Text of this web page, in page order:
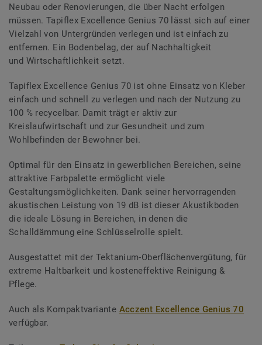
Neubau oder Renovierungen, die über Nacht erfolgen
müssen. Tapiflex Excellence Genius 70 lässt sich auf einer
Vielzahl von Untergründen verlegen und ist einfach zu
entfernen. Ein Bodenbelag, der auf Nachhaltigkeit
und Wirtschaftlichkeit setzt.
Tapiflex Excellence Genius 70 ist ohne Einsatz von Kleber
einfach und schnell zu verlegen und nach der Nutzung zu
100 % recycelbar. Damit trägt er aktiv zur
Kreislaufwirtschaft und zur Gesundheit und zum
Wohlbefinden der Bewohner bei.
Optimal für den Einsatz in gewerblichen Bereichen, seine
attraktive Farbpalette ermöglicht viele
Gestaltungsmöglichkeiten. Dank seiner hervorragenden
akustischen Leistung von 19 dB ist dieser Akustikboden
die ideale Lösung in Bereichen, in denen die
Schalldämmung eine Schlüsselrolle spielt.
Ausgestattet mit der Tektanium-Oberflächenvergütung, für
extreme Haltbarkeit und kosteneffektive Reinigung &
Pflege.
Auch als Kompaktvariante Acczent Excellence Genius 70
verfügbar.